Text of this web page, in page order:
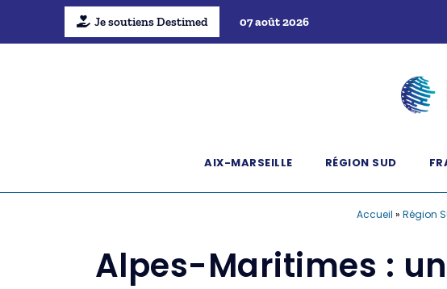
Je soutiens Destimed 07 août 2026
AIX-MARSEILLE RÉGION SUD
Accueil » Région
Alpes-Maritimes :